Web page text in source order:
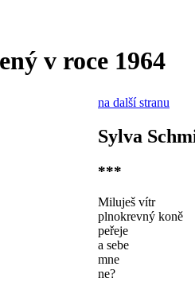
v roce 1964
na další stranu
Sylva
***
Miluješ vítr
plnokrevný koně
peřeje
a sebe
mne
ne?